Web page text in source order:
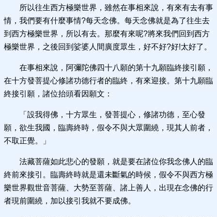
所以往生西方極樂世界，雖然在事相來說，有來有去有事
情，我們要有什麼事情?每天念佛。每天念佛就是為了往生去
到西方極樂世界，所以有去。那麼有來呢?將來我們回到西方
極樂世界，之後回到娑婆人間廣度眾生，好不好?好!太好了。
在事相來說，阿彌陀佛四十八願的第十九願臨終接引願，
在十方發菩提心修諸功德行者的臨終，有來迎接。第十九願臨
終接引願，諸位抬頭看因願文：
「設我得佛，十方眾生，發菩提心，修諸功德，至心發
願，欲生我國，臨壽終時，假令不與大眾圍繞，現其人前者，
不取正覺。」
法藏菩薩如此悲心的發願，就是要在諸位你我念佛人的臨
終前來接引。臨壽終時就是還未斷氣的時候，假令不與西方極
樂世界觀世音菩薩、大勢至菩薩、諸上善人，出現在念佛的行
者現前圍繞，加以接引我就不要成佛。